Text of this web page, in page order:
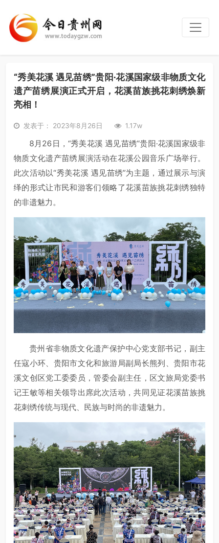
“秀美花溪 遇见苗绣”贵阳·花溪国家级非物质文化
遗产苗绣展演正式开启，花溪苗族挑花刺绣焕新
亮相！
发表于： 2023年8月26日 1.17w
8月26日，“秀美花溪 遇见苗绣”贵阳·花溪国家级非
物质文化遗产苗绣展演活动在花溪公园音乐广场举行。
此次活动以“秀美花溪 遇见苗绣”为主题，通过展示与演
绎的形式让市民和游客们领略了花溪苗族挑花刺绣独特
的非遗魅力。
贵州省非物质文化遗产保护中心党支部书记，副主
任寇小环、贵阳市文化和旅游局副局长熊列、贵阳市花
溪文创区党工委委员，管委会副主任，区文旅局党委书
记王敏等相关领导出席此次活动，共同见证花溪苗族挑
花刺绣传统与现代、民族与时尚的非遗魅力。